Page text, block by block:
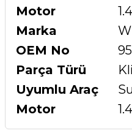
Motor
Marka
OEM No
Parça Türü
Uyumlu Araç
Motor